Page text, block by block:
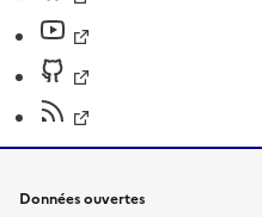
Données ouvertes